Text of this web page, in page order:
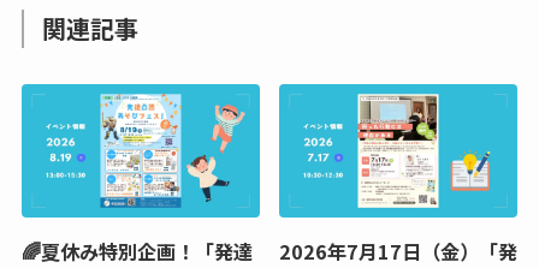
関連記事
🌈夏休み特別企画！「発達
2026年7月17日（金）「発